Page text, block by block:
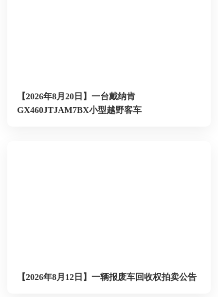
【2026年8月20日】一台戴纳肯
GX460JTJAM7BX小型越野客车
【2026年8月12日】一辆报废车回收权拍卖公告